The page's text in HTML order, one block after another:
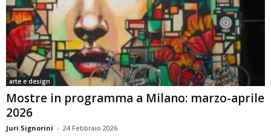
arte e design
Mostre in programma a Milano: marzo-aprile
2026
Juri Signorini - 24 Febbraio 2026